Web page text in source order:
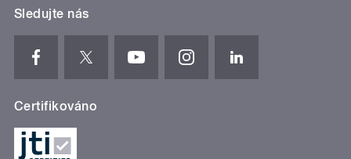
Sledujte nás
Certifikováno